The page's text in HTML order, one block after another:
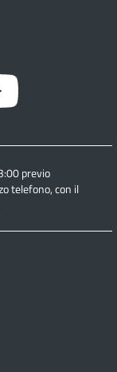
previo
telefono, con il